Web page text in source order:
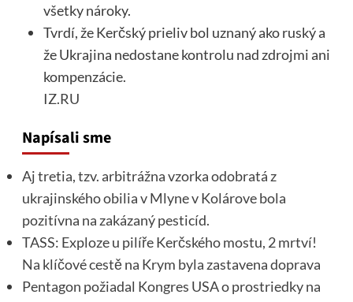
všetky nároky.
Tvrdí, že Kerčský prieliv bol uznaný ako ruský a
že Ukrajina nedostane kontrolu nad zdrojmi ani
kompenzácie.
IZ.RU
Napísali sme
Aj tretia, tzv. arbitrážna vzorka odobratá z
ukrajinského obilia v Mlyne v Kolárove bola
pozitívna na zakázaný pesticíd.
TASS: Exploze u pilíře Kerčského mostu, 2 mrtví!
Na klíčové cestě na Krym byla zastavena doprava
Pentagon požiadal Kongres USA o prostriedky na